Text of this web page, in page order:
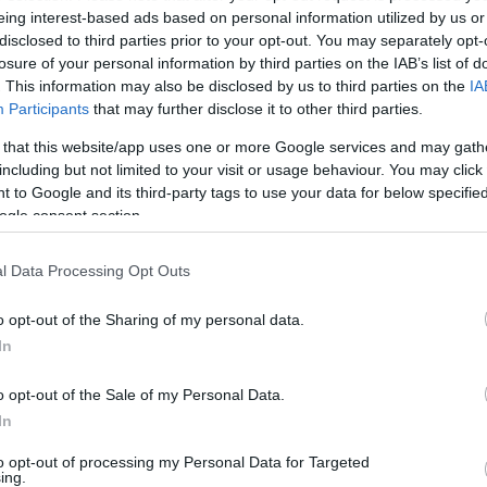
interest-based ads based on personal information utilized by us
to third parties prior to your opt-out. You may separately
of your personal information by third parties on the IAB’s list of
This information may also be disclosed by us to third parties on the
Participants that may further disclose it to other third parties.
that this website/app uses one or more Google services and may
but not limited to your visit or usage behaviour. You may
to Google and its third-party tags to use your data for below
consent section.
Data Processing Opt Outs
opt-out of the Sharing of my personal data.
opt-out of the Sale of my Personal Data.
opt-out of processing my Personal Data for Targeted
lehetőséget rejtegetnek magukban, mint
Az eszközökben többnyire
a célra érdemes inkább hagyományos
marad, és minden probléma nélkül
sokkoló hűtésére is. Ezzel a
és gyorsabbá tehetjük a működést.
Csupán annyi dolgunk van, hogy
időt, valamint bepakoljuk az
elvégzi a folyamatot a
jöhetnek. Ha esetlegesen elfelejtettük
hűtőbe, és már hamarosan fel is
milyen egyszerűen hangzik? Egy
ezen eszközök használata.